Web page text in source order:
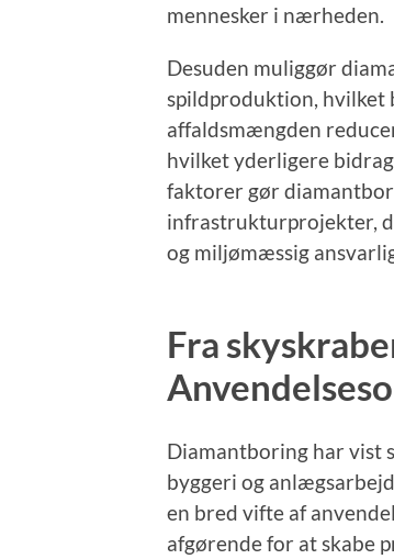
mennesker i nærheden.
Desuden muliggør
spildproduktion, hvilket
affaldsmængden
hvilket yderligere
faktorer gør
infrastrukturprojekter,
og miljømæssig
Fra
Diamantboring har vist
byggeri og
en bred vifte af
afgørende for at skabe